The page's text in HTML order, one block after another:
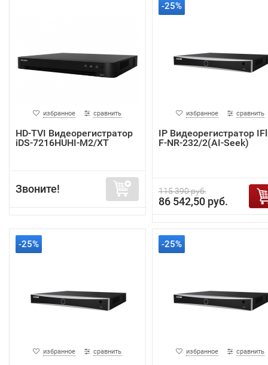
избранное сравнить
HD-TVI Видеорегистратор
iDS-7216HUHI-M2/XT
Звоните!
-25%
избранное сравнить
IP Видеорегистратор
F-NR-232/2(AI-Seek)
115 390 руб.
86 542,50 руб.
-25%
избранное сравнить
-25%
избранное сравнить